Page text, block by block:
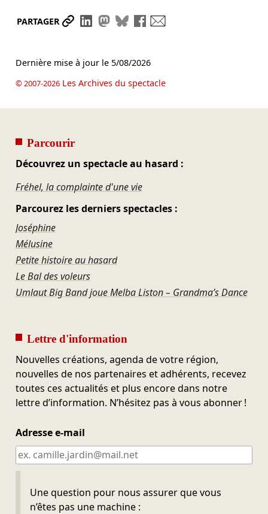
PARTAGER Partager le lien
Partager sur LinkedIn
Partager sur Mastodon
Partager sur Bluesky
Partager sur Facebook
Dernière mise à jour le 5/08/2026
© 2007-2026Les Archives du spectacle
Parcourir
Découvrez un spectacle au hasard :
Fréhel, la complainte d'une vie
Parcourez les derniers spectacles :
Joséphine
Mélusine
Petite histoire au hasard
Le Bal des voleurs
Umlaut Big Band joue Melba Liston – Grandma’s Dance
Lettre d'information
Nouvelles créations, agenda de votre région,
nouvelles de nos partenaires et adhérents, recevez
toutes ces actualités et plus encore dans notre
lettre d’information. N’hésitez pas à vous abonner !
Adresse e-mail
Une question pour nous assurer que vous
n’êtes pas une machine :
Ne pas remplir